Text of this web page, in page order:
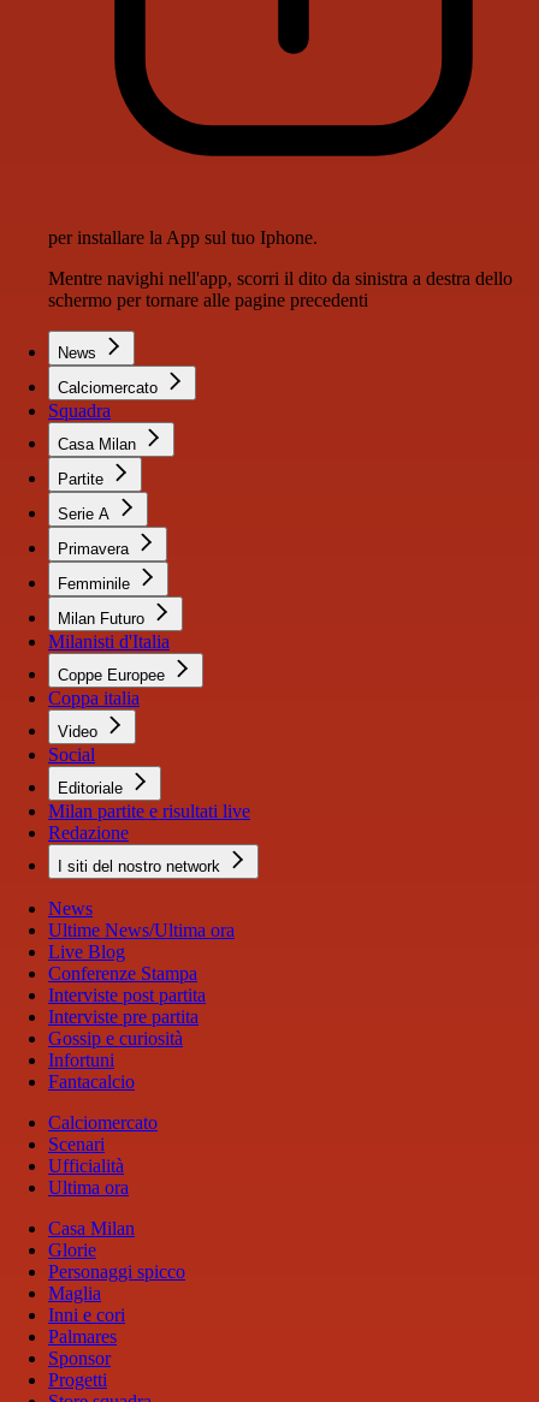
per installare la App sul tuo Iphone.
Mentre navighi nell'app, scorri il dito da sinistra a destra dello
schermo per tornare alle pagine precedenti
News
Calciomercato
Squadra
Casa Milan
Partite
Serie A
Primavera
Femminile
Milan Futuro
Milanisti d'Italia
Coppe Europee
Coppa italia
Video
Social
Editoriale
Milan partite e risultati live
Redazione
I siti del nostro network
News
Ultime News/Ultima ora
Live Blog
Conferenze Stampa
Interviste post partita
Interviste pre partita
Gossip e curiosità
Infortuni
Fantacalcio
Calciomercato
Scenari
Ufficialità
Ultima ora
Casa Milan
Glorie
Personaggi spicco
Maglia
Inni e cori
Palmares
Sponsor
Progetti